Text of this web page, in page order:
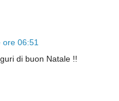
06:51
di buon Natale !!